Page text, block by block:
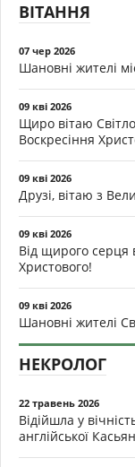
ВІТАННЯ
07 чер 2026
Шановні жителі
09 кві 2026
Щиро вітаю
Воскресіння
09 кві 2026
Друзі, вітаю з
09 кві 2026
Від щирого серця
Христового!
09 кві 2026
Шановні жителі
НЕКРОЛОГ
22 травень 2026
Відійшла у
англійської